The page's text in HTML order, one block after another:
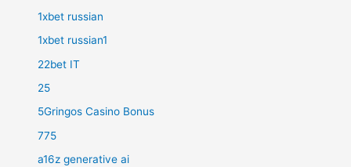
1xbet russian
1xbet russian1
22bet IT
25
5Gringos Casino Bonus
775
a16z generative ai